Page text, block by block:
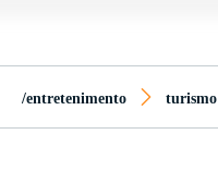
/entretenimento turismo